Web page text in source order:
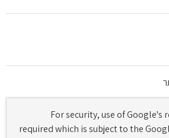
For security, use of Google's
required which is subject to the